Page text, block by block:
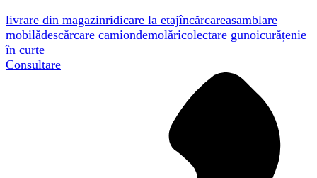
livrare din magazinridicare la etajîncărcareasamblare
mobilădescărcare camiondemolăricolectare gunoicurățenie
în curte
Consultare